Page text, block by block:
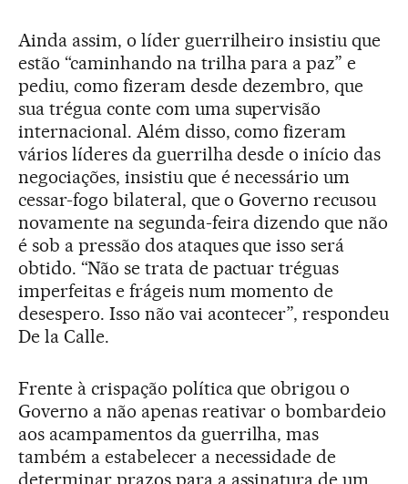
Ainda assim, o líder guerrilheiro insistiu que
estão “caminhando na trilha para a paz” e
pediu, como fizeram desde dezembro, que
sua trégua conte com uma supervisão
internacional. Além disso, como fizeram
vários líderes da guerrilha desde o início das
negociações, insistiu que é necessário um
cessar-fogo bilateral, que o Governo recusou
novamente na segunda-feira dizendo que não
é sob a pressão dos ataques que isso será
obtido. “Não se trata de pactuar tréguas
imperfeitas e frágeis num momento de
desespero. Isso não vai acontecer”, respondeu
De la Calle.
Frente à crispação política que obrigou o
Governo a não apenas reativar o bombardeio
aos acampamentos da guerrilha, mas
também a estabelecer a necessidade de
determinar prazos para a assinatura de um